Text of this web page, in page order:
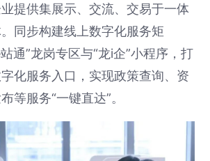
提供集展示、交流、交易于一体
同步构建线上数字化服务矩
通”龙岗专区与“龙i企”小程序，打
化服务入口，实现政策查询、资
等服务“一键直达”。